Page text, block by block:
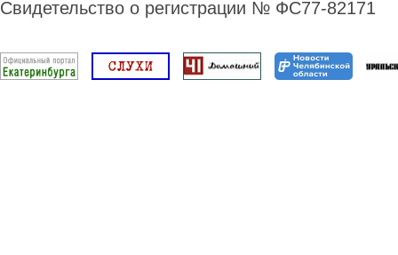
Свидетельство о регистрации № ФС77-82171